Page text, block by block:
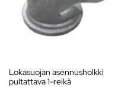
Lokasuojan asennusholkki
pultattava 1-reikä